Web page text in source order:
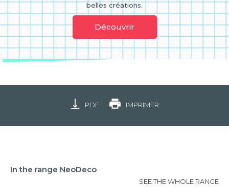
belles créations.
Découvrir
PDF IMPRIMER
In the range NeoDeco
SEE THE WHOLE RANGE